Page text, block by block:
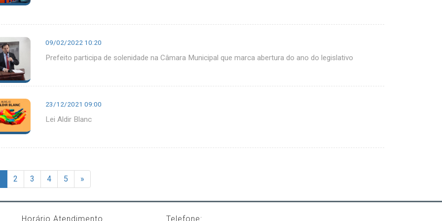
09/02/2022 10:20
Prefeito participa de solenidade na Câmara Municipal que marca abertura do ano do legislativo
23/12/2021 09:00
Lei Aldir Blanc
2 3 4 5 »
Horário Atendimento Telefone: